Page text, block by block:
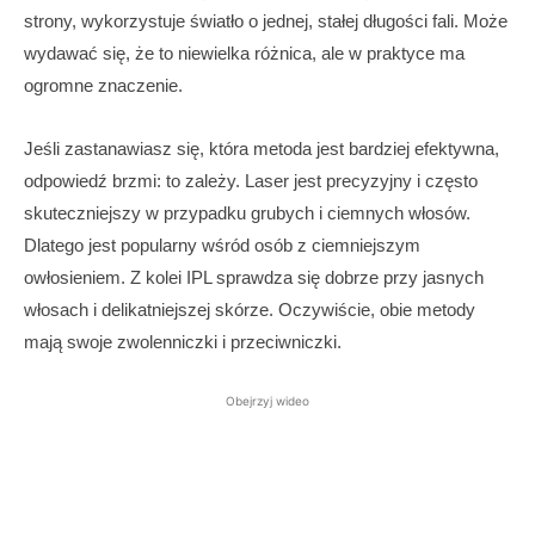
strony, wykorzystuje światło o jednej, stałej długości fali. Może
wydawać się, że to niewielka różnica, ale w praktyce ma
ogromne znaczenie.
Jeśli zastanawiasz się, która metoda jest bardziej efektywna,
odpowiedź brzmi: to zależy. Laser jest precyzyjny i często
skuteczniejszy w przypadku grubych i ciemnych włosów.
Dlatego jest popularny wśród osób z ciemniejszym
owłosieniem. Z kolei IPL sprawdza się dobrze przy jasnych
włosach i delikatniejszej skórze. Oczywiście, obie metody
mają swoje zwolenniczki i przeciwniczki.
Obejrzyj wideo